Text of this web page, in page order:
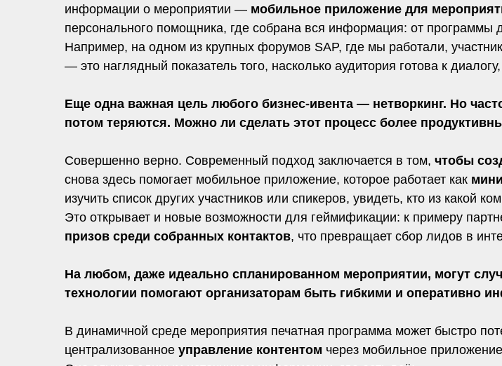
информации о мероприятии — мобильное приложение для
персонального помощника, где собрана вся информация: от программы
Например, на одном из крупных форумов SAP, где мы работали,
— это наглядный показатель того, насколько аудитория готова к
Еще одна важная цель любого бизнес-ивента — нетворкинг. Но
потом теряются. Можно ли сделать этот процесс более
Совершенно верно. Современный подход заключается в том, чтобы
снова здесь помогает мобильное приложение, которое работает как
изучить список других участников или спикеров, увидеть, кто из какой
Это открывает и новые возможности для геймификации: к примеру
призов среди собранных контактов, что превращает сбор лидов в
На любом, даже идеально спланированном мероприятии, могут
технологии помогают организаторам быть гибкими и оперативно
В динамичной среде мероприятия печатная программа может быстро
централизованное управление контентом через мобильное